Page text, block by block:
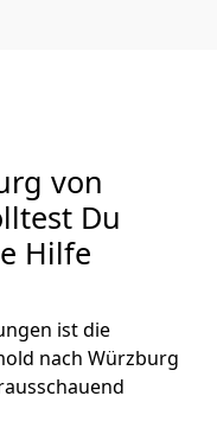
von
Du
Hilfe
ist die
nach Würzburg